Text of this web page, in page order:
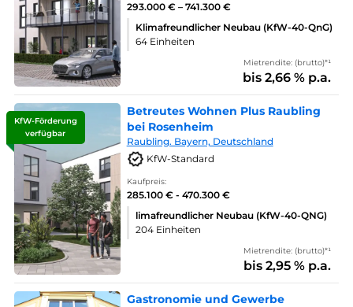
293.000 € – 741.300 €
Klimafreundlicher Neubau (KfW-40-QnG)
64 Einheiten
Mietrendite: (brutto)*¹
bis 2,66 % p.a.
KfW-Förderung
verfügbar
Betreutes Wohnen Plus Raubling
bei Rosenheim
Raubling. Bayern, Deutschland
KfW-Standard
Kaufpreis:
285.100 € - 470.300 €
limafreundlicher Neubau (KfW-40-QNG)
204 Einheiten
Mietrendite: (brutto)*¹
bis 2,95 % p.a.
Gastronomie und Gewerbe